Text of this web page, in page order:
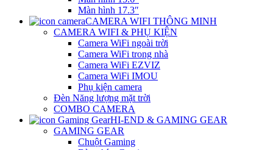
Màn hình 17.3″
CAMERA WIFI THÔNG MINH
CAMERA WIFI & PHỤ KIỆN
Camera WiFi ngoài trời
Camera WiFi trong nhà
Camera WiFi EZVIZ
Camera WiFi IMOU
Phụ kiện camera
Đèn Năng lượng mặt trời
COMBO CAMERA
HI-END & GAMING GEAR
GAMING GEAR
Chuột Gaming